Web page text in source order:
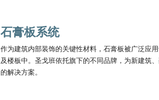
石膏板系统
作为建筑内部装饰的关键性材料，石膏板被广泛应
及楼板中。圣戈班依托旗下的不同品牌，为新建筑
的解决方案。